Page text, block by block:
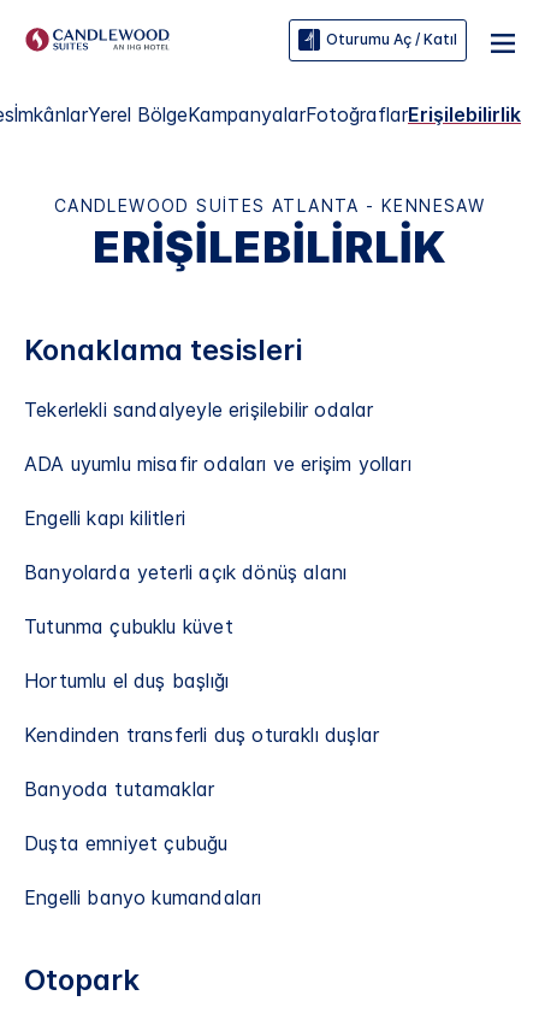
Oturumu Aç / Katıl
İmkânlarYerel BölgeKampanyalarFotoğraflarErişilebilirlik
CANDLEWOOD SUITES ATLANTA - KENNESAW
ERIŞILEBILIRLIK
Konaklama tesisleri
Tekerlekli sandalyeyle erişilebilir odalar
ADA uyumlu misafir odaları ve erişim yolları
Engelli kapı kilitleri
Banyolarda yeterli açık dönüş alanı
Tutunma çubuklu küvet
Hortumlu el duş başlığı
Kendinden transferli duş oturaklı duşlar
Banyoda tutamaklar
Duşta emniyet çubuğu
Engelli banyo kumandaları
Otopark